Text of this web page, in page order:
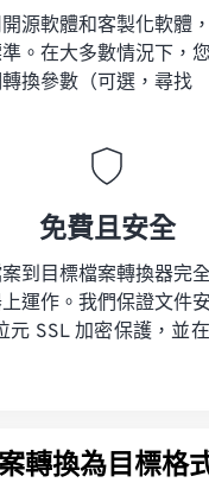
源軟體和客製化軟體
。在大多數情況下，
換參數（可選，尋找
免費且安全
到目標檔案轉換器完
運作。我們保證文件
元 SSL 加密保護，並
轉換為目標格